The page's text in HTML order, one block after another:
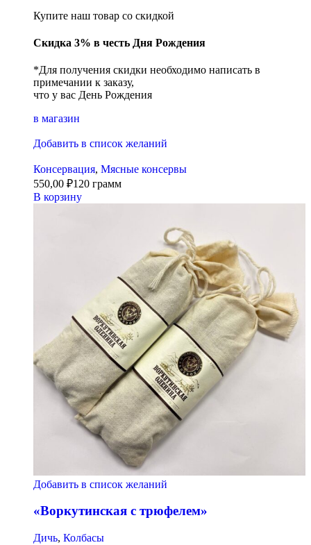
Купите наш товар со скидкой
Скидка 3% в честь Дня Рождения
*Для получения скидки необходимо написать в
примечании к заказу,
что у вас День Рождения
в магазин
Добавить в список желаний
Консервация, Мясные консервы
550,00 ₽120 грамм
В корзину
Добавить в список желаний
«Воркутинская с трюфелем»
Дичь, Колбасы